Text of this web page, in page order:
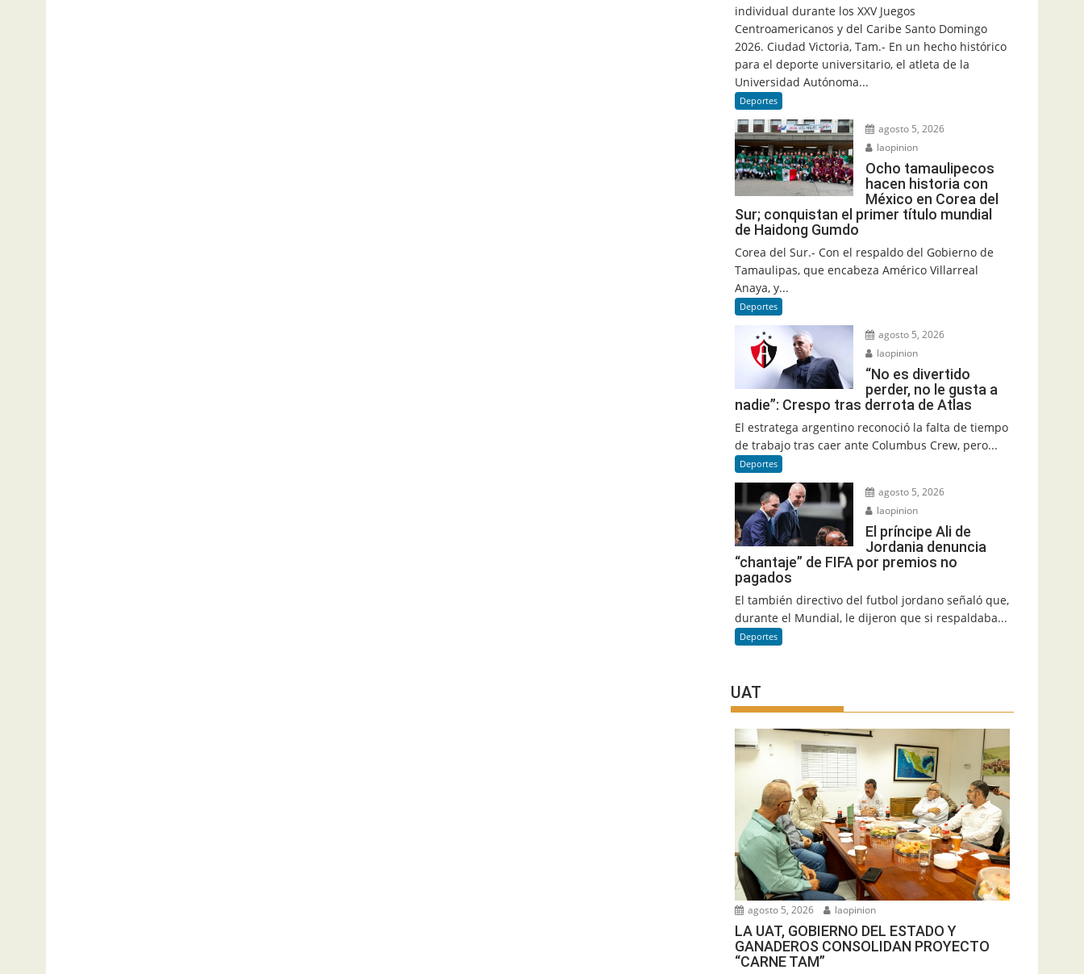
individual durante los XXV Juegos
Centroamericanos y del Caribe Santo Domingo
2026. Ciudad Victoria, Tam.- En un hecho histórico
para el deporte universitario, el atleta de la
Universidad Autónoma...
Deportes
agosto 5, 2026
laopinion
Ocho tamaulipecos
hacen historia con
México en Corea del
Sur; conquistan el primer título mundial
de Haidong Gumdo
Corea del Sur.- Con el respaldo del Gobierno de
Tamaulipas, que encabeza Américo Villarreal
Anaya, y...
Deportes
agosto 5, 2026
laopinion
“No es divertido
perder, no le gusta a
nadie”: Crespo tras derrota de Atlas
El estratega argentino reconoció la falta de tiempo
de trabajo tras caer ante Columbus Crew, pero...
Deportes
agosto 5, 2026
laopinion
El príncipe Ali de
Jordania denuncia
“chantaje” de FIFA por premios no
pagados
El también directivo del futbol jordano señaló que,
durante el Mundial, le dijeron que si respaldaba...
Deportes
UAT
agosto 5, 2026 laopinion
LA UAT, GOBIERNO DEL ESTADO Y
GANADEROS CONSOLIDAN PROYECTO
“CARNE TAM”